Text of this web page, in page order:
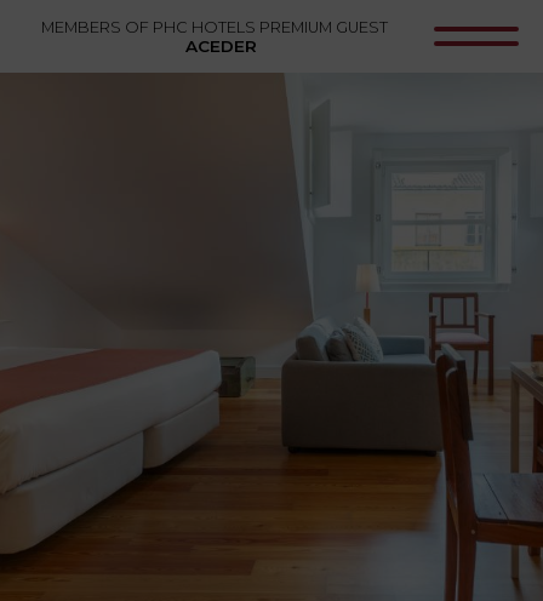
MEMBERS OF PHC HOTELS PREMIUM GUEST
ACEDER